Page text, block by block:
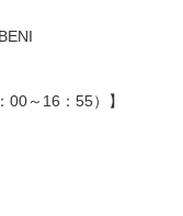
00～16：55）】